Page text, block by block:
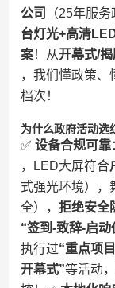
公司​
（25年服
台灯光+高清
案​​！从​开幕式/
，我们懂政策、
档次！
为什么政府活动选
✅ ​ ​设备合规可靠​
，LED大屏符合​
式强光环境），
全），​ 拒绝安全
“签到-致辞-启动
执行过​​“重点项
开幕式”​等活动